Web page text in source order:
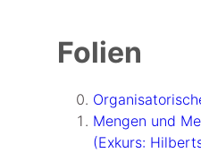
Folien
Mengen und
(Exkurs: